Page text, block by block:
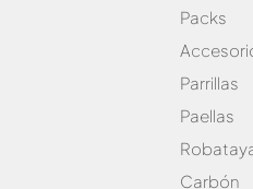
Packs
Parrillas
Paellas
Carbón